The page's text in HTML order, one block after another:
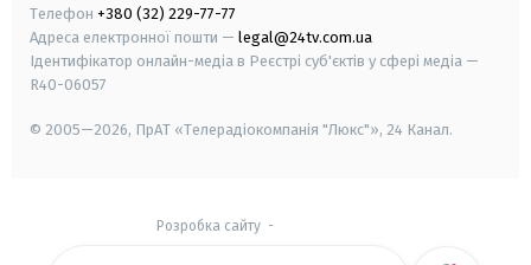
Телефон +380 (32) 229-77-77
Адреса електронної пошти — legal@24tv.com.ua
Ідентифікатор онлайн-медіа в Реєстрі суб'єктів у сфері медіа —
R40-06057
© 2005—2026, ПрАТ «Телерадіокомпанія "Люкс"», 24 Канал.
Розробка сайту-